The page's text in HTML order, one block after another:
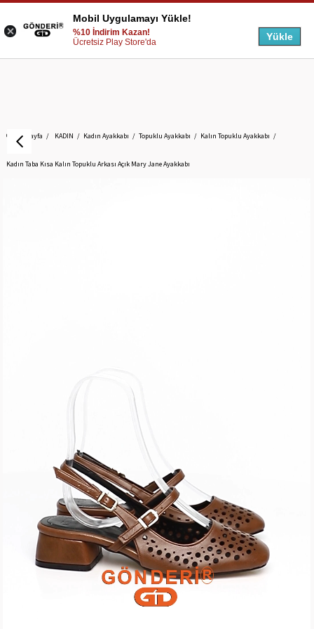
Anasayfa KADIN Kadın Ayakkabı Topuklu Ayakkabı Kalın Topuklu Ayakkabı
Kadın Taba Kısa Kalın Topuklu Arkası Açık Mary Jane Ayakkabı
Mobil Uygulamayı Yükle!
%10 İndirim Kazan!
Ücretsiz Play Store'da
Yükle